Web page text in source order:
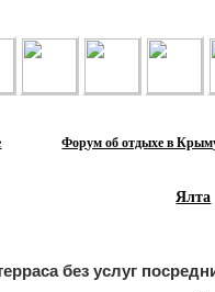
Форум об отдыхе в
Ялта
без услуг